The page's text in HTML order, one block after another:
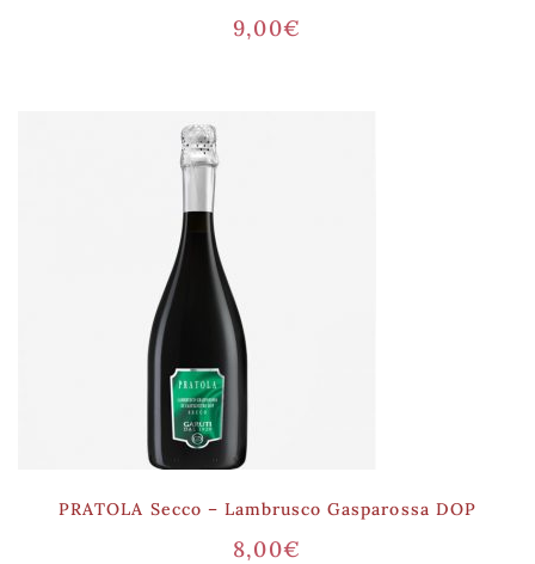
9,00€
PRATOLA Secco – Lambrusco Gasparossa DOP
8,00€